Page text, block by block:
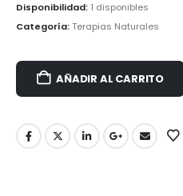
Disponibilidad: 1 disponibles
Categoría:Terapias Naturales
AÑADIR AL CARRITO